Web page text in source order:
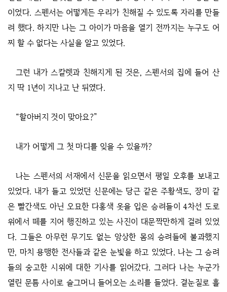
이었다. 스펜서는 어떻게든 우리가 친해질 수 있도록 자리를 만들
려 했다. 하지만 나는 그 아이가 마음을 열기 전까지는 누구도 어
찌 할 수 없다는 사실을 알고 있었다.
그런 내가 스칼렛과 친해지게 된 것은, 스펜서의 집에 들어 산
지 딱 1년이 지나고 난 뒤였다.
“할아버지 것이 맞아요?”
내가 어떻게 그 첫 마디를 잊을 수 있을까?
나는 스펜서의 서재에서 신문을 읽으면서 평일 오후를 보내고
있었다. 내가 들고 있었던 신문에는 당근 같은 주황색도, 장미 같
은 빨간색도 아닌 오묘한 다홍색 옷을 입은 승려들이 4차선 도로
위에서 떼를 지어 행진하고 있는 사진이 대문짝만하게 걸려 있었
다. 그들은 아무런 무기도 없는 앙상한 몸의 승려들에 불과했지
만, 마치 용맹한 전사들과 같은 눈빛을 하고 있었다. 나는 그 승려
들의 숭고한 시위에 대한 기사를 읽어갔다. 그러다 나는 누군가
열린 문틈 사이로 슬그머니 들어오는 소리를 들었다. 곁눈질로 흘